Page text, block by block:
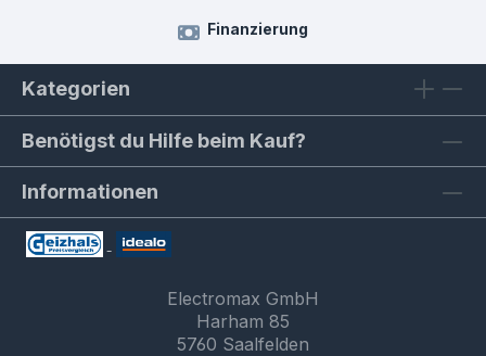
Finanzierung
Kategorien
Benötigst du Hilfe beim Kauf?
Informationen
Electromax GmbH
Harham 85
5760 Saalfelden